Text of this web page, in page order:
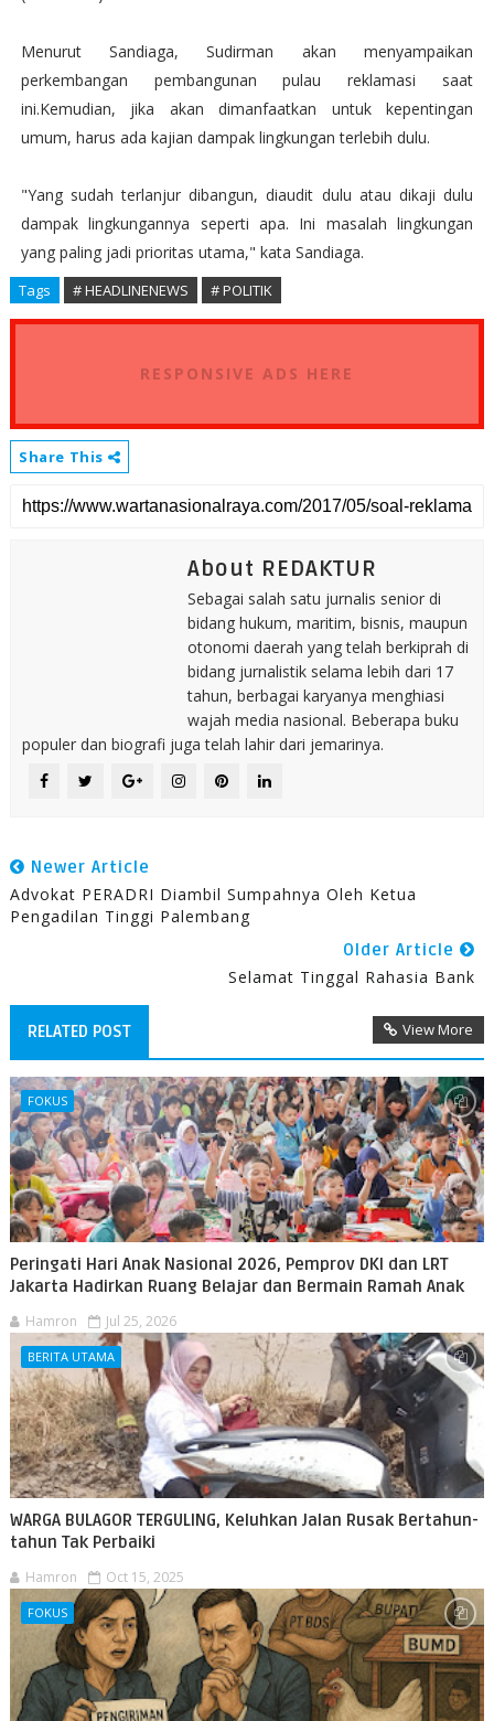
Menurut Sandiaga, Sudirman akan menyampaikan
perkembangan pembangunan pulau reklamasi saat
ini.Kemudian, jika akan dimanfaatkan untuk kepentingan
umum, harus ada kajian dampak lingkungan terlebih dulu.
"Yang sudah terlanjur dibangun, diaudit dulu atau dikaji dulu
dampak lingkungannya seperti apa. Ini masalah lingkungan
yang paling jadi prioritas utama," kata Sandiaga.
Tags # HEADLINENEWS # POLITIK
RESPONSIVE ADS HERE
Share This
About REDAKTUR
Sebagai salah satu jurnalis senior di
bidang hukum, maritim, bisnis, maupun
otonomi daerah yang telah berkiprah di
bidang jurnalistik selama lebih dari 17
tahun, berbagai karyanya menghiasi
wajah media nasional. Beberapa buku
populer dan biografi juga telah lahir dari jemarinya.
Newer Article
Advokat PERADRI Diambil Sumpahnya Oleh Ketua
Pengadilan Tinggi Palembang
Older Article
Selamat Tinggal Rahasia Bank
RELATED POST View More
FOKUS
Peringati Hari Anak Nasional 2026, Pemprov DKI dan LRT
Jakarta Hadirkan Ruang Belajar dan Bermain Ramah Anak
Hamron Jul 25, 2026
BERITA UTAMA
WARGA BULAGOR TERGULING, Keluhkan Jalan Rusak Bertahun-
tahun Tak Perbaiki
Hamron Oct 15, 2025
FOKUS